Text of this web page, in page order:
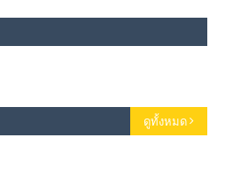
ดูทั้งหมด